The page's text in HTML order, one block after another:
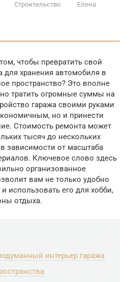
Строительство
Елена
чтобы превратить свой
для хранения автомобиля в
пространство? Это вполне
тратить огромные суммы на
гаража своими руками
но и принести
Стоимость ремонта может
тысяч до нескольких
зависимости от масштаба
Ключевое слово здесь
организованное
вам не только удобно
использовать его для хобби,
отдыха.
интерьер гаража